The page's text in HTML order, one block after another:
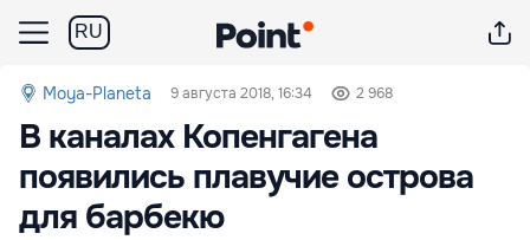
RU
Moya-Planeta 9 августа 2018, 16:34 2 968
В каналах Копенгагена
появились плавучие острова
для барбекю